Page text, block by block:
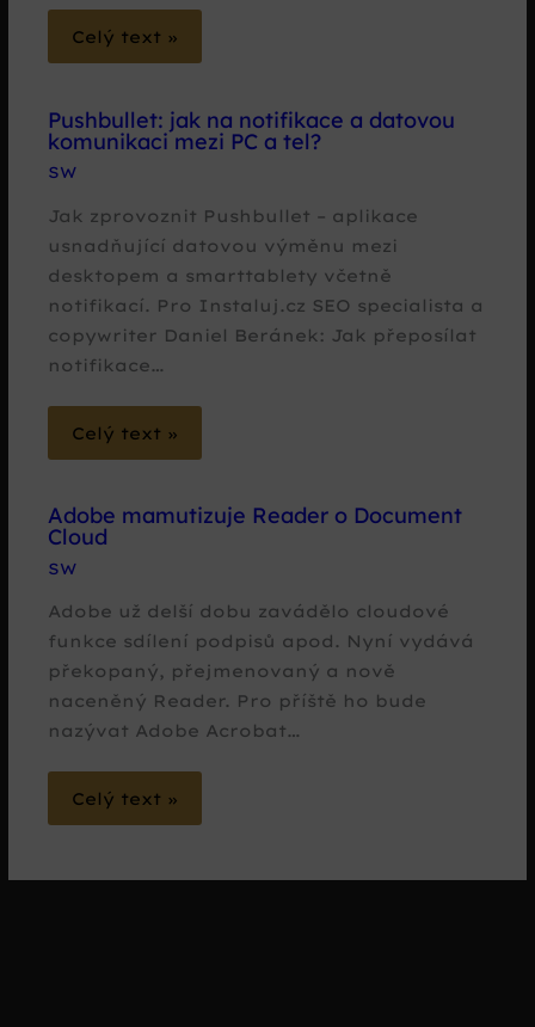
Celý text »
Pushbullet: jak na notifikace a datovou
komunikaci mezi PC a tel?
SW
Jak zprovoznit Pushbullet – aplikace
usnadňující datovou výměnu mezi
desktopem a smarttablety včetně
notifikací. Pro Instaluj.cz SEO specialista a
copywriter Daniel Beránek: Jak přeposílat
notifikace…
Celý text »
Adobe mamutizuje Reader o Document
Cloud
SW
Adobe už delší dobu zavádělo cloudové
funkce sdílení podpisů apod. Nyní vydává
překopaný, přejmenovaný a nově
naceněný Reader. Pro příště ho bude
nazývat Adobe Acrobat…
Celý text »